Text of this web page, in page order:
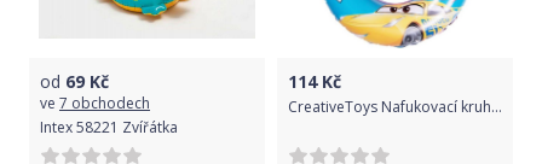
od 69 Kč
ve 7 obchodech
Intex 58221 Zvířátka
114Kč
CreativeToys Nafukovací kruh Cars